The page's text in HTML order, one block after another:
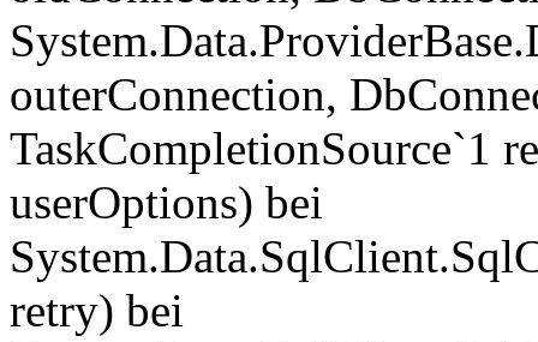
outerConnection,
TaskCompletionSource`1
userOptions) bei
retry) bei